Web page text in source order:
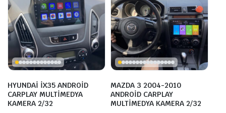
HYUNDAİ İX35 ANDROİD
CARPLAY MULTİMEDYA
KAMERA 2/32
MAZDA 3 2004-2010
ANDROİD CARPLAY
MULTİMEDYA KAMERA 2/32